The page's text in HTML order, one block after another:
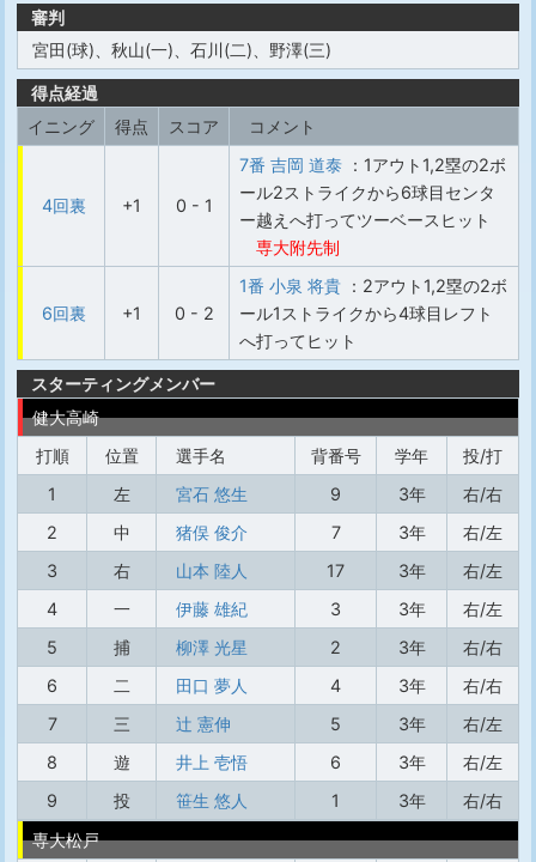
審判
宮田(球)、秋山(一)、石川(二)、野澤(三)
得点経過
イニング
得点 スコア コメント
4回裏 +1 0 - 1
7番 吉岡 道泰 ：1アウト1,2塁の2ボ
ール2ストライクから6球目センタ
ー越えへ打ってツーベースヒット
専大附先制
6回裏 +1 0 - 2
1番 小泉 将貴 ：2アウト1,2塁の2ボ
ール1ストライクから4球目レフト
へ打ってヒット
スターティングメンバー
健大高崎
打順
位置 選手名 背番号 学年
投/打
1
左 宮石 悠生 9 3年
右/右
2
中 猪俣 俊介 7 3年
右/左
3
右 山本 陸人 17 3年
右/左
4
一 伊藤 雄紀 3 3年
右/左
5
捕 柳澤 光星 2 3年
右/右
6
二 田口 夢人 4 3年
右/右
7
三 辻 憲伸 5 3年
右/左
8
遊 井上 壱悟 6 3年
右/左
9
投 笹生 悠人 1 3年
右/右
専大松戸